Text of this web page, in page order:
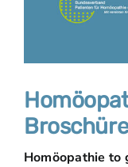
Homöopathie to